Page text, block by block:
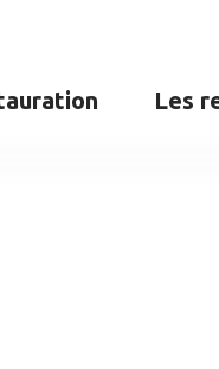
Les